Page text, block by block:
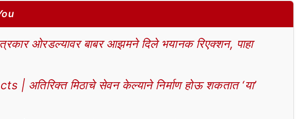
ओरडल्यावर बाबर आझमने दिले भयानक रिएक्शन, पाहा
| अतिरिक्त मिठाचे सेवन केल्याने निर्माण होऊ शकतात ‘या’